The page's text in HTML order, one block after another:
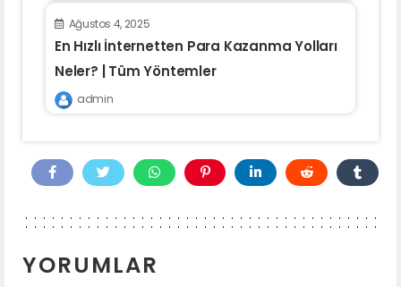
Ağustos 4, 2025
En Hızlı İnternetten Para Kazanma Yolları
Neler? | Tüm Yöntemler
admin
YORUMLAR